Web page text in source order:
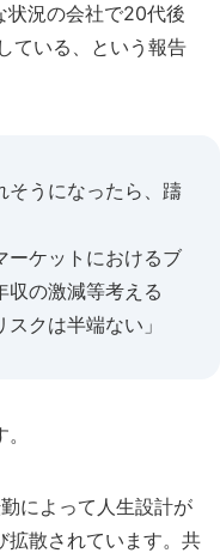
況の会社で20代後
ている、という報告
そうになったら、躊
ーケットにおけるブ
収の激減等考える
クは半端ない」
によって人生設計が
拡散されています。共